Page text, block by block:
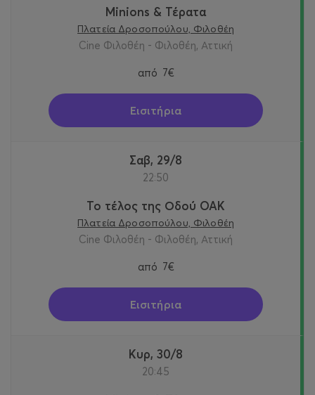
Minions & Τέρατα
Πλατεία Δροσοπούλου, Φιλοθέη
Cine Φιλοθέη - Φιλοθέη, Αττική
από 7€
Εισιτήρια
Σαβ, 29/8
22:50
Το τέλος της Οδού OAK
Πλατεία Δροσοπούλου, Φιλοθέη
Cine Φιλοθέη - Φιλοθέη, Αττική
από 7€
Εισιτήρια
Κυρ, 30/8
20:45